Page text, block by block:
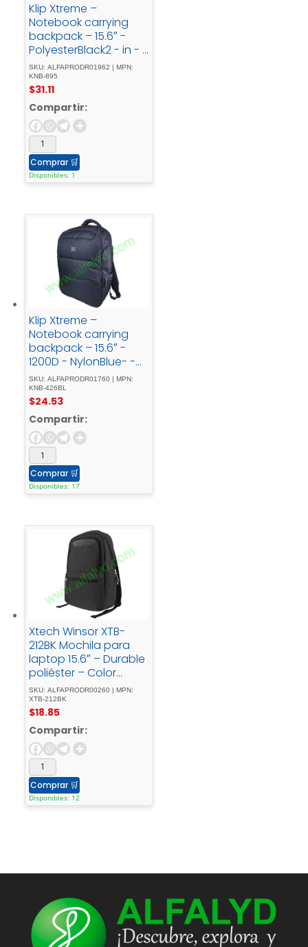
Klip Xtreme –
Notebook carrying
backpack – 15.6″ -
PolyesterBlack2 - in - 1
- Backpack - & - NB -
Case
SKU: ALFAPRODR01962 | MPN:
KNB-895
$31.11
Compartir:
Comprar 🛒
Disponibles: 1
Klip Xtreme –
Notebook carrying
backpack – 15.6″ -
1200D - NylonBlue- -
Two - Compartments
SKU: ALFAPRODR01760 | MPN:
KNB-426BL
$24.53
Compartir:
Comprar 🛒
Disponibles: 17
Xtech Winsor XTB-
212BK Mochila para
laptop 15.6″ – Durable
poliéster – Color
Negro – Panel
posterior con
acolchado - Tirantes
- acolchadosBolsillo -
frontal - para -
accesorios - con -
organizador - interior
SKU: ALFAPRODR00260 | MPN:
XTB-212BK
$18.85
Compartir:
Comprar 🛒
Disponibles: 12